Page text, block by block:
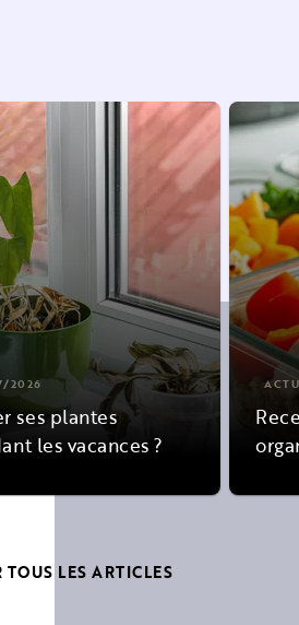
2026
ses plantes
les vacances ?
TOUS LES ARTICLES